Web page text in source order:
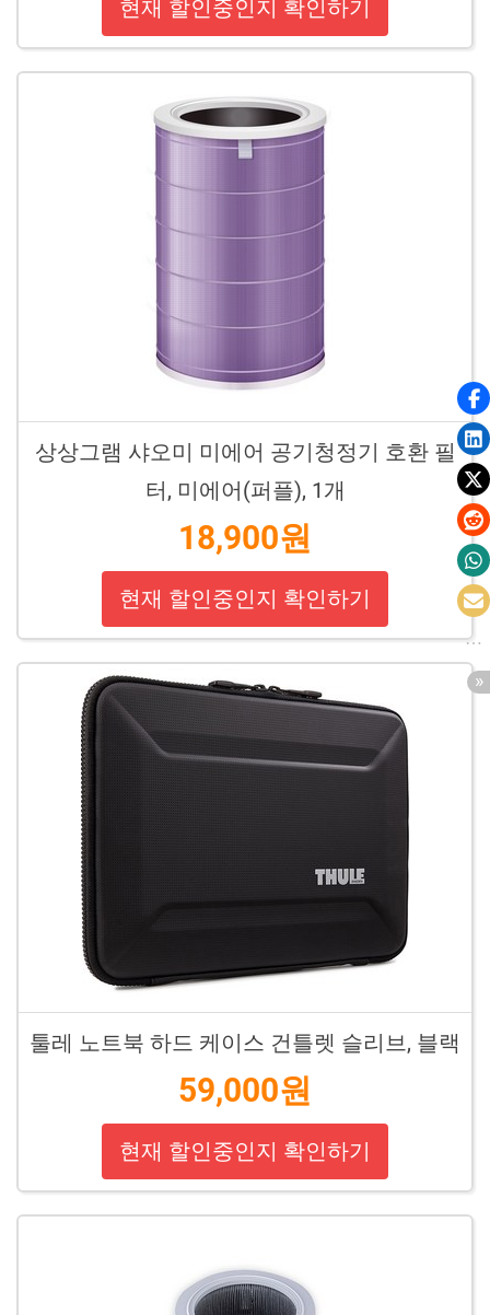
현재 할인중인지 확인하기
상상그램 샤오미 미에어 공기청정기 호환 필
터, 미에어(퍼플), 1개
18,900원
현재 할인중인지 확인하기
툴레 노트북 하드 케이스 건틀렛 슬리브, 블랙
59,000원
현재 할인중인지 확인하기